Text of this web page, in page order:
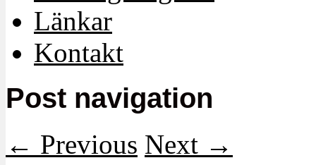
Länkar
Kontakt
Post navigation
← Previous Next →